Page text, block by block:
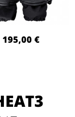
195,00 €